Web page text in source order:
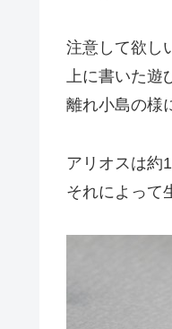
注意して欲し
上に書いた遊
離れ小島の様
アリオスは約
それによって